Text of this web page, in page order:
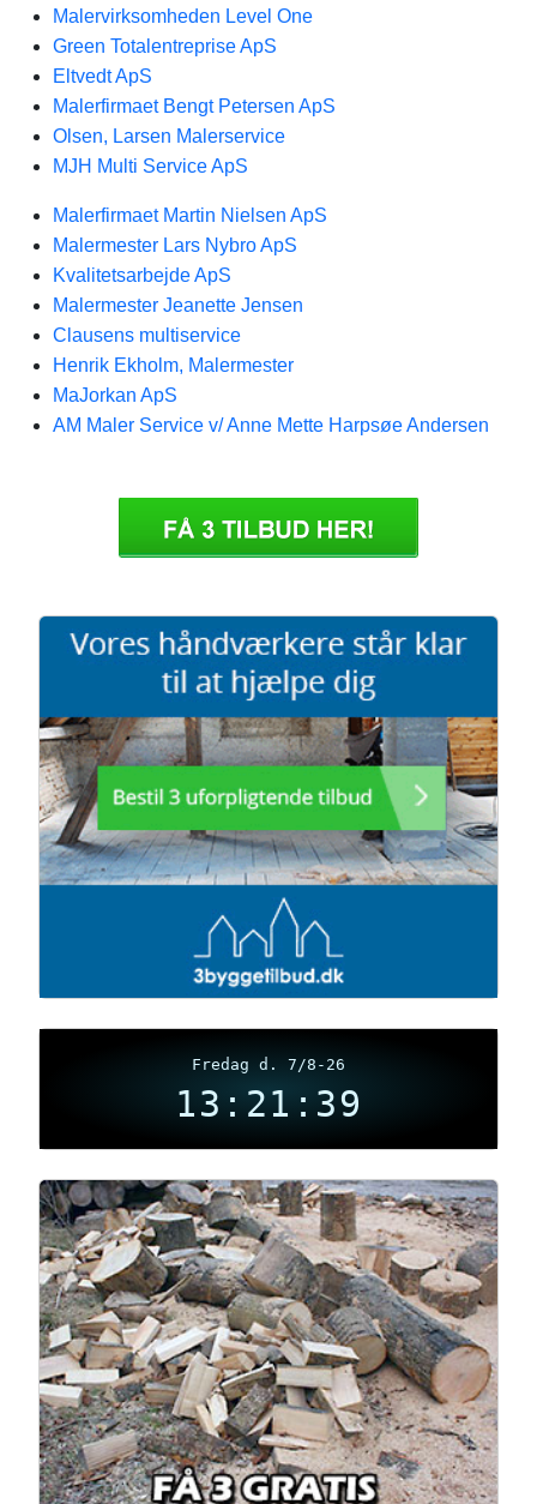
Malervirksomheden Level One
Green Totalentreprise ApS
Eltvedt ApS
Malerfirmaet Bengt Petersen ApS
Olsen, Larsen Malerservice
MJH Multi Service ApS
Malerfirmaet Martin Nielsen ApS
Malermester Lars Nybro ApS
Kvalitetsarbejde ApS
Malermester Jeanette Jensen
Clausens multiservice
Henrik Ekholm, Malermester
MaJorkan ApS
AM Maler Service v/ Anne Mette Harpsøe Andersen
Fredag d. 7/8-26
13:21:39